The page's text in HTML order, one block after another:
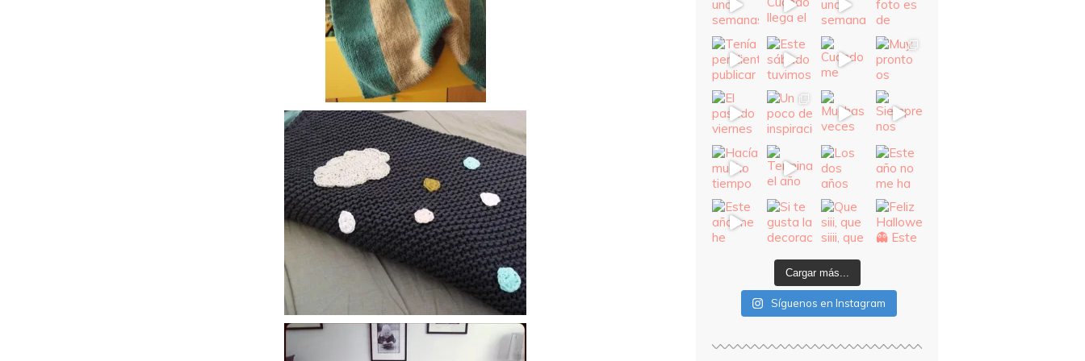
Cargar más...
Síguenos en Instagram